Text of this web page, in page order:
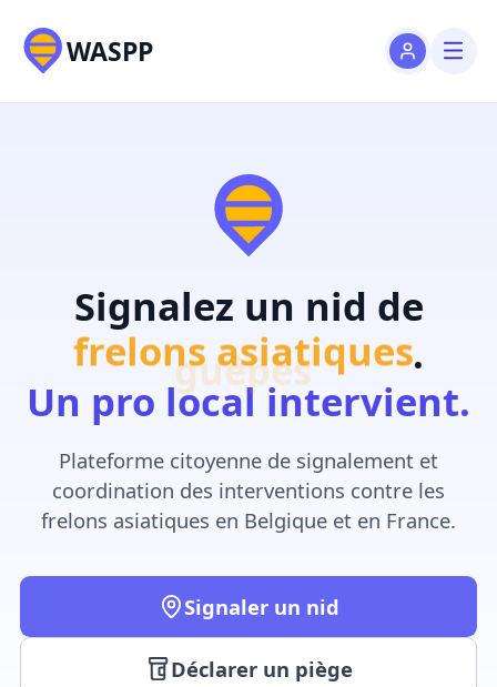
WASPP
Signalez un nid de
guêpes.
Un pro local intervient.
Plateforme citoyenne de signalement et
coordination des interventions contre les
frelons asiatiques en Belgique et en France.
Signaler un nid
Déclarer un piège